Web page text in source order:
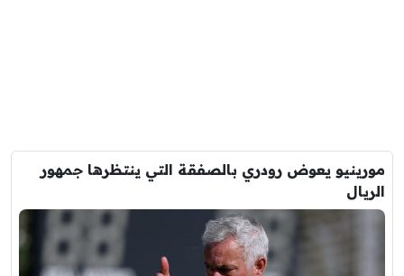
مورينيو يعوض رودري بالصفقة التي ينتظرها جمهور
الريال